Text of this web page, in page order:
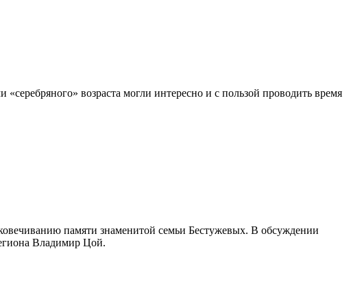
возраста могли интересно и с пользой проводить время
памяти знаменитой семьи Бестужевых. В обсуждении
Владимир Цой.